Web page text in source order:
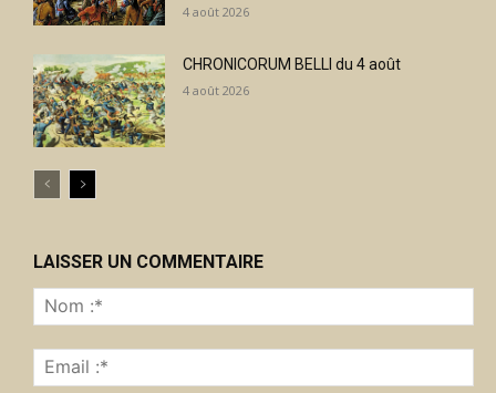
4 août 2026
CHRONICORUM BELLI du 4 août
4 août 2026
LAISSER UN COMMENTAIRE
:*
:*